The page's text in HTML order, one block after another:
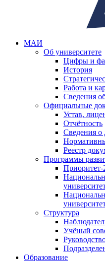
МАИ
Об университете
Цифры и
История
Работа и
Сведения
Официальные
Устав,
Отчётность
Сведения о
Реестр
Программы
Приоритет-
Структура
Учёный
Образование